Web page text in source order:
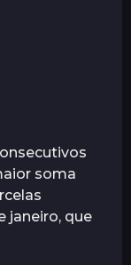
soma
janeiro, que